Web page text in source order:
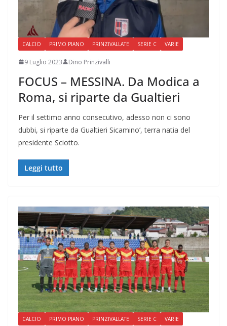
CALCIO PRIMO PIANO PRINZIVALLATE SERIE C VARIE
9 Luglio 2023 Dino Prinzivalli
FOCUS – MESSINA. Da Modica a
Roma, si riparte da Gualtieri
Per il settimo anno consecutivo, adesso non ci sono
dubbi, si riparte da Gualtieri Sicamino’, terra natia del
presidente Sciotto.
Leggi tutto
CALCIO PRIMO PIANO PRINZIVALLATE SERIE C VARIE